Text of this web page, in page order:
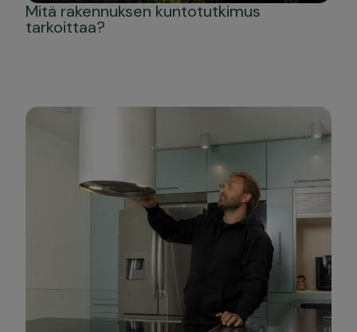
Mitä rakennuksen kuntotutkimus
tarkoittaa?